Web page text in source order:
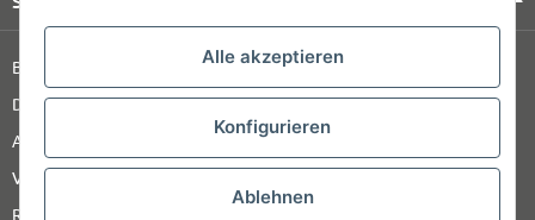
Alle akzeptieren
Konfigurieren
Ablehnen
Barrierefreiheitserklärung
Datenschutz
AGB
Versandinformationen
Retour